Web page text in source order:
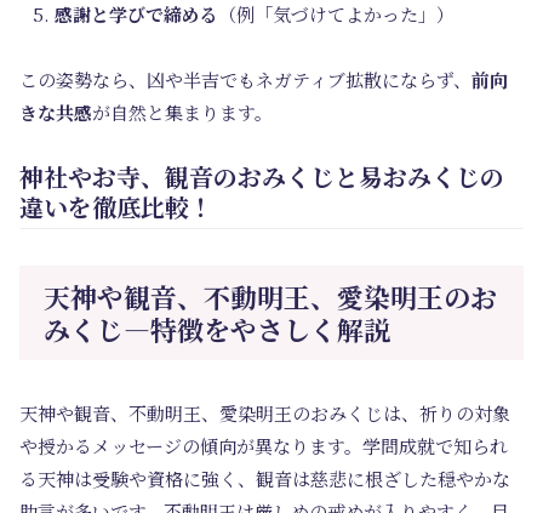
感謝と学びで締める
（例「気づけてよかった」）
この姿勢なら、凶や半吉でもネガティブ拡散にならず、 前向
きな共感が自然と集まります。
神社やお寺、観音のおみくじと易おみくじの
違いを徹底比較！
天神や観音、不動明王、愛染明王のお
みくじ―特徴をやさしく解説
天神や観音、不動明王、愛染明王のおみくじは、祈りの対象
や授かるメッセージの傾向が異なります。学問成就で知られ
る天神は受験や資格に強く、観音は慈悲に根ざした穏やかな